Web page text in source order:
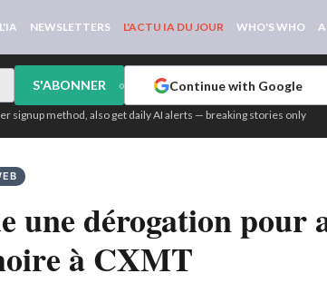
NEWSLETTERS L'ACTU IA DU JOUR WHO'S WHO
S'ABONNER or Continue with Google
signup method, also get daily AI alerts — breaking stories only
une dérogation pour
à CXMT